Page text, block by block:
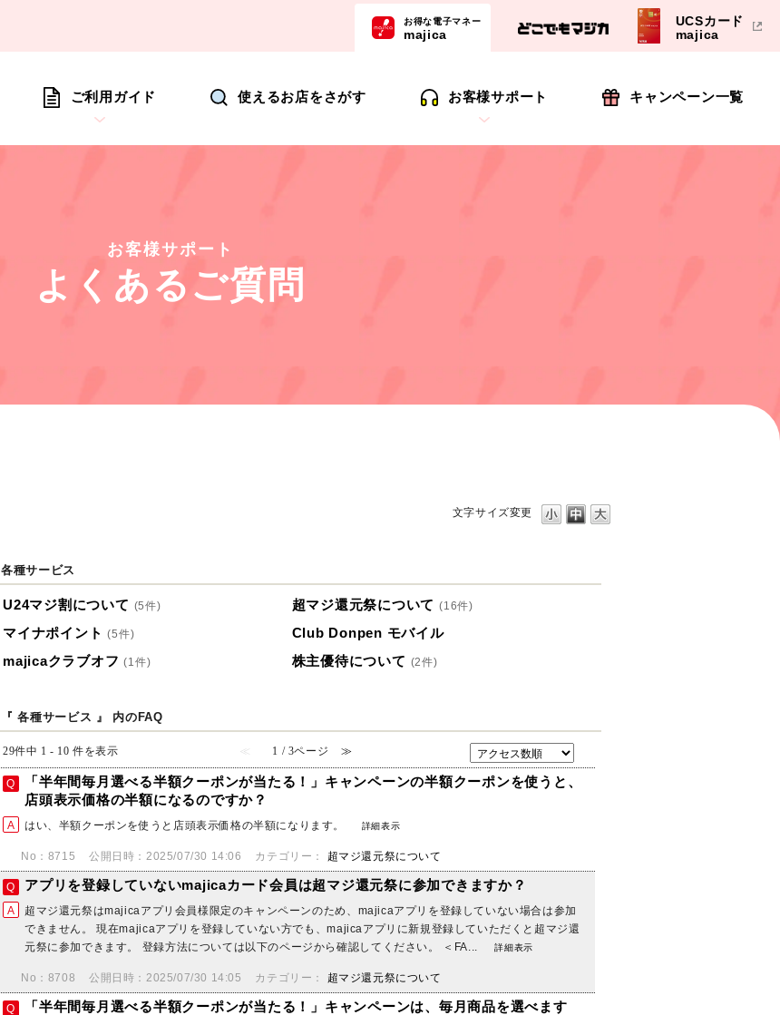
お得な電子マネー
majica
UCSカード
majica
ご利用ガイド 使えるお店をさがす お客様サポート キャンペーン一覧
お客様サポート
よくあるご質問
文字サイズ変更
各種サービス
U24マジ割について (5件) 超マジ還元祭について (16件)
マイナポイント (5件)
Club Donpen モバイル
majicaクラブオフ (1件) 株主優待について (2件)
『 各種サービス 』 内のFAQ
29件中 1 - 10 件を表示 ≪ 1 / 3ページ ≫
「半年間毎月選べる半額クーポンが当たる！」キャンペーンの半額クーポンを使うと、
店頭表示価格の半額になるのですか？
はい、半額クーポンを使うと店頭表示価格の半額になります。 詳細表示
No：8715 公開日時：2025/07/30 14:06 カテゴリー： 超マジ還元祭について
アプリを登録していないmajicaカード会員は超マジ還元祭に参加できますか？
超マジ還元祭はmajicaアプリ会員様限定のキャンペーンのため、majicaアプリを登録していない場合は参加
できません。 現在majicaアプリを登録していない方でも、majicaアプリに新規登録していただくと超マジ還
元祭に参加できます。 登録方法については以下のページから確認してください。 ＜FA...
詳細表示
No：8708 公開日時：2025/07/30 14:05 カテゴリー： 超マジ還元祭について
「半年間毎月選べる半額クーポンが当たる！」キャンペーンは、毎月商品を選べます